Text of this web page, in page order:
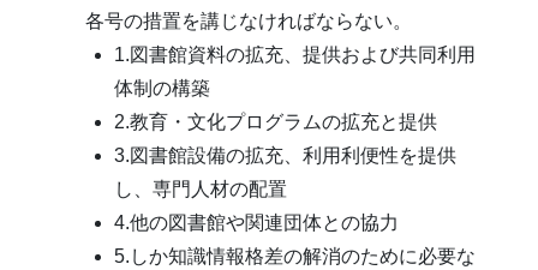
各号の措置を講じなければならない。
1.図書館資料の拡充、提供および共同利用
体制の構築
2.教育・文化プログラムの拡充と提供
3.図書館設備の拡充、利用利便性を提供
し、専門人材の配置
4.他の図書館や関連団体との協力
5.しか知識情報格差の解消のために必要な